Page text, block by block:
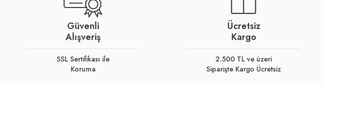
Güvenli
Alışveriş
SSL Sertifikası ile
Koruma
Ücretsiz
Kargo
2.500 TL ve üzeri
Siparişte Kargo Ücretsiz